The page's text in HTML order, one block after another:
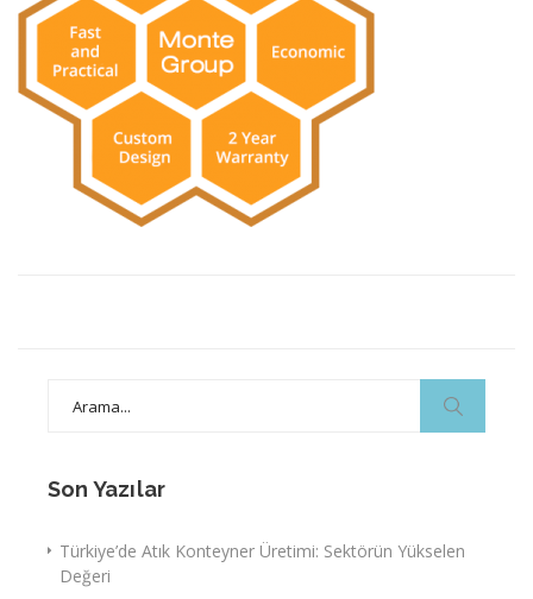
Son Yazılar
Türkiye’de Atık Konteyner Üretimi: Sektörün Yükselen
Değeri